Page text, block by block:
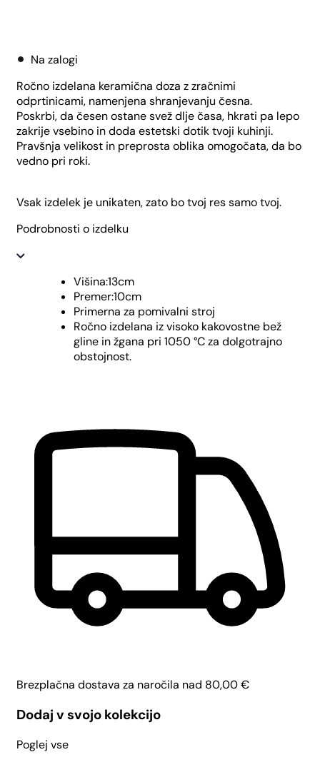
Na zalogi
Ročno izdelana keramična doza z zračnimi
odprtinicami, namenjena shranjevanju česna.
Poskrbi, da česen ostane svež dlje časa, hkrati pa lepo
zakrije vsebino in doda estetski dotik tvoji kuhinji.
Pravšnja velikost in preprosta oblika omogočata, da bo
vedno pri roki.
Vsak izdelek je unikaten, zato bo tvoj res samo tvoj.
Podrobnosti o izdelku
Višina:13cm
Premer:10cm
Primerna za pomivalni stroj
Ročno izdelana iz visoko kakovostne bež
gline in žgana pri 1050 °C za dolgotrajno
obstojnost.
Brezplačna dostava za naročila nad 80,00€
Dodaj v svojo kolekcijo
Poglej vse